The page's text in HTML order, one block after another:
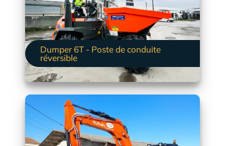
Dumper 6T - Poste de conduite
réversible